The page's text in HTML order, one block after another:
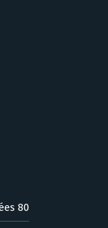
80